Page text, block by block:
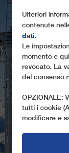
Ulteriori
contenute
dati.
Le
momento e
revocato. La
del consenso
OPZIONALE:
tutti i cookie
modificare e